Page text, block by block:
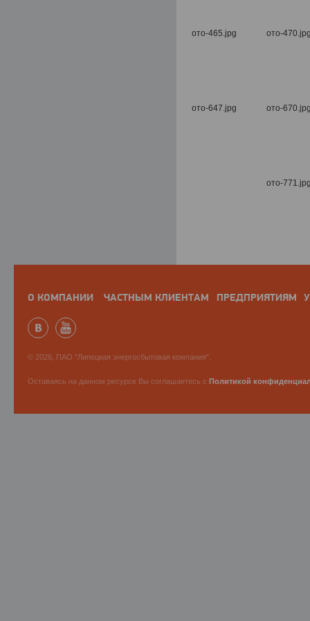
О КОМПАНИИ ЧАСТНЫМ КЛИЕНТАМ ПРЕДПРИЯТИЯМ
© 2026, ПАО "Липецкая энергосбытовая компания".
Оставаясь на данном ресурсе Вы соглашаетесь с Политикой